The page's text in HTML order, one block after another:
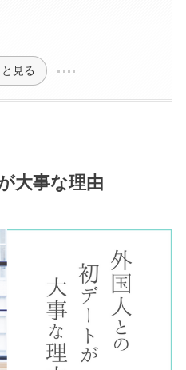
見る
大事な理由